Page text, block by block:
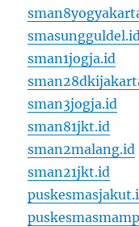
sman1jogja.id
sman3jogja.id
sman81jkt.id
sman2malang.id
sman21jkt.id